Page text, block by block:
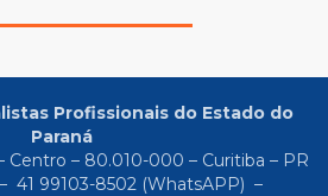
Profissionais do Estado do
Paraná
Centro – 80.010-000 – Curitiba – PR
– 41 99103-8502(WhatsAPP) –